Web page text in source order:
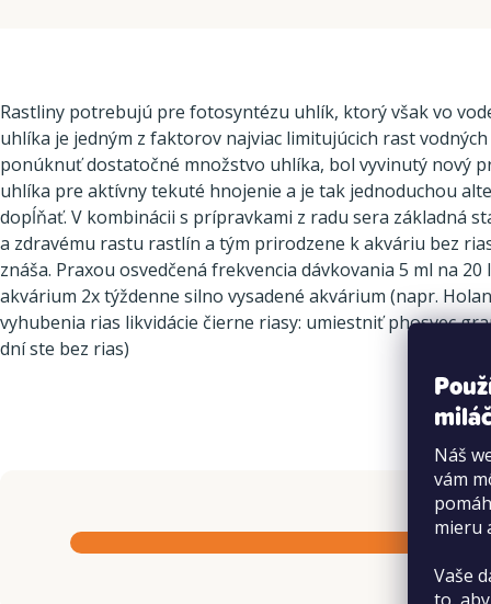
Náš
vám
mieru
Vaše
to,
Rastliny potrebujú pre fotosyntézu uhlík, ktorý však vo
uhlíka je jedným z faktorov najviac limitujúcich rast
ponúknuť dostatočné množstvo uhlíka, bol vyvinutý nový
uhlíka pre aktívny tekuté hnojenie a je tak jednoduchou
dopĺňať. V kombinácii s prípravkami z radu sera základná
a zdravému rastu rastlín a tým prirodzene k akváriu bez
znáša. Praxou osvedčená frekvencia dávkovania 5 ml na
akvárium 2x týždenne silno vysadené akvárium (napr.
vyhubenia rias likvidácie čierne riasy: umiestniť phosvec
dní ste bez rias)